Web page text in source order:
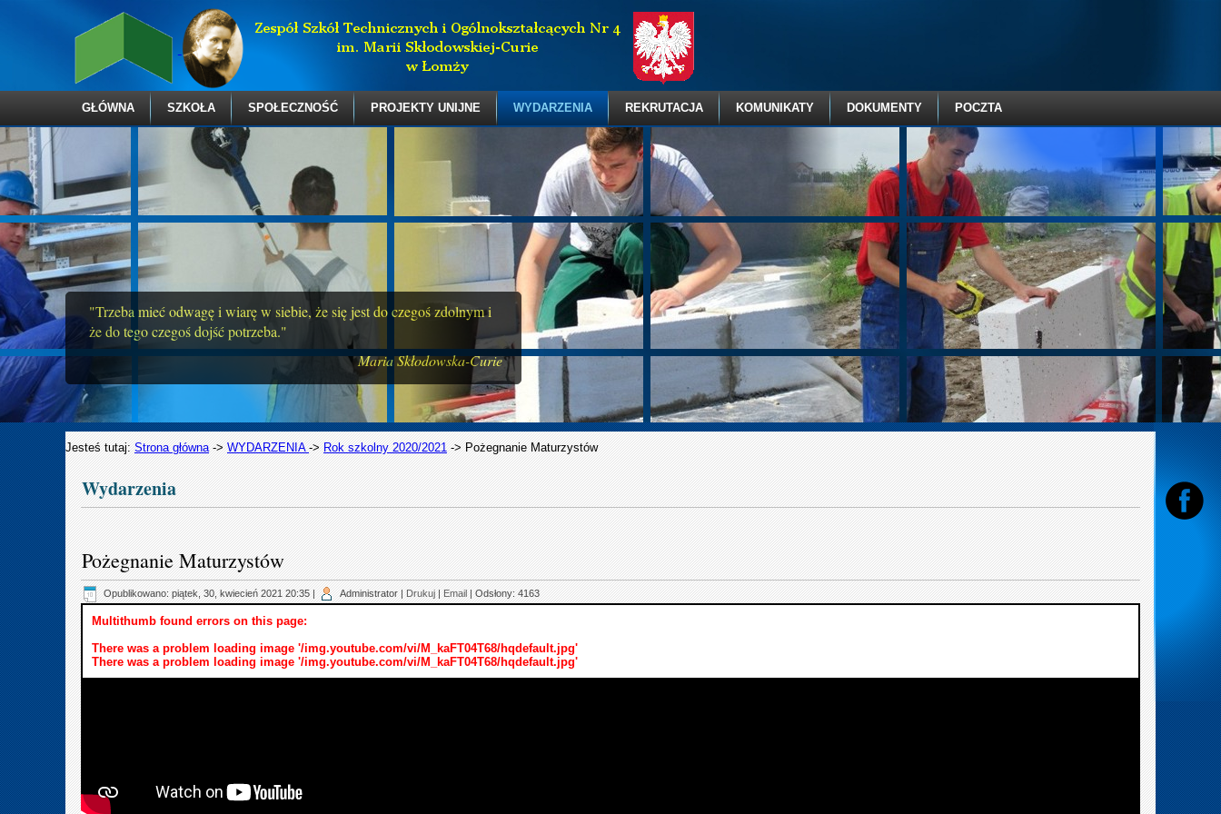
"Trzeba mieć odwagę i wiarę w siebie, że się jest do czegoś zdolnym i
że do tego czegoś dojść potrzeba."
Maria Skłodowska-Curie
GŁÓWNA SZKOŁA SPOŁECZNOŚĆ PROJEKTY UNIJNE WYDARZENIA REKRUTACJA KOMUNIKATY DOKUMENTY POCZTA
Jesteś tutaj: Strona główna-> WYDARZENIA -> Rok szkolny 2020/2021 -> Pożegnanie Maturzystów
Wydarzenia
Pożegnanie Maturzystów
Opublikowano: piątek, 30, kwiecień 2021 20:35 | Administrator | Drukuj | Email | Odsłony: 4163
Multithumb found errors on this page:
There was a problem loading image '/img.youtube.com/vi/M_kaFT04T68/hqdefault.jpg'
There was a problem loading image '/img.youtube.com/vi/M_kaFT04T68/hqdefault.jpg'